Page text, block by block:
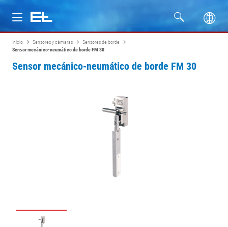
Productos
Inicio Sensores y cámaras
Sensores de borde
Sensor mecánico-neumático de borde FM 30
Sensor mecánico-neumático de borde FM 30